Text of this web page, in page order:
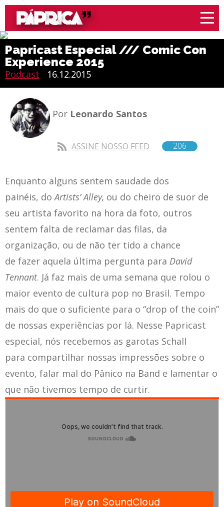
Papricast Especial /// Comic Con
Experience 2015
Podcast 16.12.2015
Por Leonardo Santos
ASSINE NOSSO FEED 206
Enquanto alguns sentem saudade dos
painéis, doArtists’ Alley, ou do cheiro de suor de
seu artista favorito na hora da foto, outros
sentem falta de reclamar das filas, da
organização, ou de não ter tido a chance
de fazer aquela última pergunta para David
Tennant. Já faz mais de uma semana que rolou o
maior evento de cultura pop no Brasil. Tempo
mais do que o suficiente para o “drop of the coin”
de nossas experiências por lá. Nesse Papricast
especial, nós recebemos as garotas Schall
para compartilhar nossas impressões sobre o
evento, falar mal do Pânico na Band e lamentar o
que não tivemos tempo de curtir.